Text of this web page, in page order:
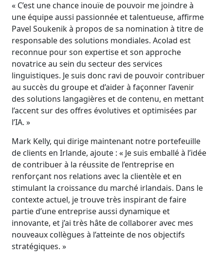
« C’est une chance inouïe de pouvoir me joindre à
une équipe aussi passionnée et talentueuse, affirme
Pavel Soukenik à propos de sa nomination à titre de
responsable des solutions mondiales. Acolad est
reconnue pour son expertise et son approche
novatrice au sein du secteur des services
linguistiques. Je suis donc ravi de pouvoir contribuer
au succès du groupe et d’aider à façonner l’avenir
des solutions langagières et de contenu, en mettant
l’accent sur des offres évolutives et optimisées par
l’IA. »
Mark Kelly, qui dirige maintenant notre portefeuille
de clients en Irlande, ajoute : « Je suis emballé à l’idée
de contribuer à la réussite de l’entreprise en
renforçant nos relations avec la clientèle et en
stimulant la croissance du marché irlandais. Dans le
contexte actuel, je trouve très inspirant de faire
partie d’une entreprise aussi dynamique et
innovante, et j’ai très hâte de collaborer avec mes
nouveaux collègues à l’atteinte de nos objectifs
stratégiques. »